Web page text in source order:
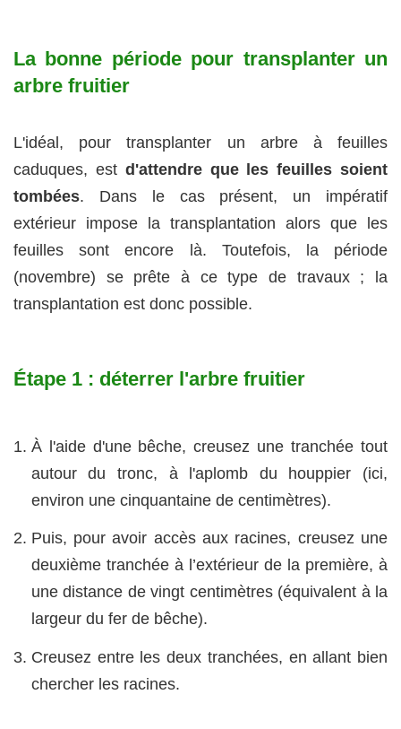
La bonne période pour transplanter un
arbre fruitier
L'idéal, pour transplanter un arbre à feuilles
caduques, est d'attendre que les feuilles soient
tombées. Dans le cas présent, un impératif
extérieur impose la transplantation alors que les
feuilles sont encore là. Toutefois, la période
(novembre) se prête à ce type de travaux ; la
transplantation est donc possible.
Étape 1 : déterrer l'arbre fruitier
À l'aide d'une bêche, creusez une tranchée tout
autour du tronc, à l'aplomb du houppier (ici,
environ une cinquantaine de centimètres).
Puis, pour avoir accès aux racines, creusez une
deuxième tranchée à l’extérieur de la première, à
une distance de vingt centimètres (équivalent à la
largeur du fer de bêche).
Creusez entre les deux tranchées, en allant bien
chercher les racines.